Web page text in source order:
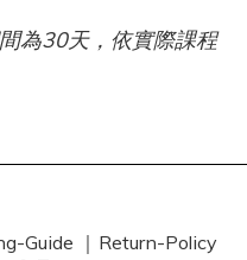
為30天，依實際課程
Guide ｜ Return-Policy